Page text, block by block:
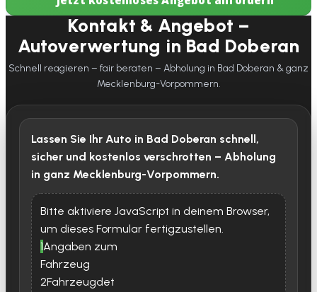
Kontakt & Angebot –
Autoverwertung in Bad Doberan
Schnell reagieren – fair beraten – Abholung in Bad Doberan & ganz
Mecklenburg-Vorpommern.
Lassen Sie Ihr Auto in Bad Doberan schnell,
sicher und kostenlos verschrotten – Abholung
in ganz Mecklenburg-Vorpommern.
Bitte aktiviere JavaScript in deinem Browser,
um dieses Formular fertigzustellen.
1Angaben zum
Fahrzeug
2Fahrzeugdet